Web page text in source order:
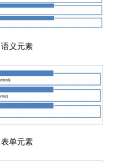
语义元素
表单元素